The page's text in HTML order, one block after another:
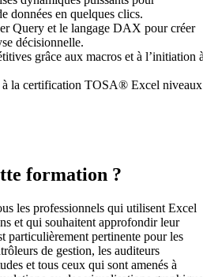
données en quelques clics.
Query et le langage DAX pour créer
décisionnelle.
grâce aux macros et à l’initiation
à la certification TOSA® Excel niveaux
formation ?
les professionnels qui utilisent Excel
et qui souhaitent approfondir leur
particulièrement pertinente pour les
de gestion, les auditeurs
et tous ceux qui sont amenés à